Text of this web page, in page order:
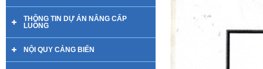
THÔNG TIN DỰ ÁN NÂNG CẤP
LUỒNG
NỘI QUY CẢNG BIỂN